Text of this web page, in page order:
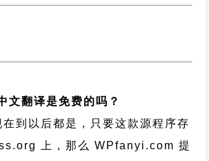
翻译是免费的吗？
到以后都是，只要这款源程序存
上，那么 WPfanyi.com 提